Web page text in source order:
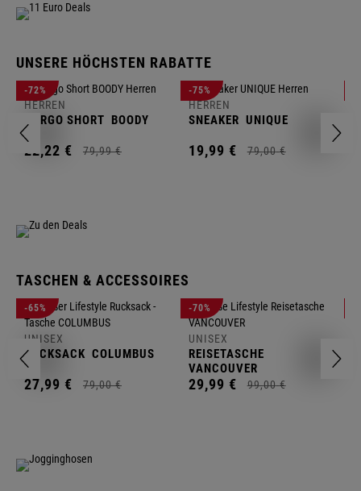
UNSERE HÖCHSTEN RABATTE
-72%
HERREN
CARGO SHORT BOODY
22,22 € 79,99 €
-75%
HERREN
SNEAKER UNIQUE
19,99 € 79,00 €
TASCHEN & ACCESSOIRES
-65%
UNISEX
RUCKSACK COLUMBUS
27,99 € 79,00 €
-70%
UNISEX
REISETASCHE
VANCOUVER
29,99 € 99,00 €